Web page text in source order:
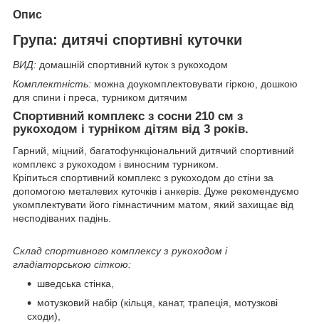
Опис
Група: дитячі спортивні куточки
ВИД: домашній спортивний куток з рукоходом
Комплектність: можна доукомплектовувати гіркою, дошкою
для спини і преса, турником дитячим
Спортивний комплекс з сосни 210 см з
рукоходом і турніком дітям від 3 років.
Гарний, міцний, багатофункціональний дитячий спортивний
комплекс з рукоходом і виносним турником.
Кріпиться спортивний комплекс з рукоходом до стіни за
допомогою металевих куточків і анкерів. Дуже рекомендуємо
укомплектувати його гімнастичним матом, який захищає від
несподіваних падінь.
Склад спортивного комплексу з рукоходом і
гладіаторською сіткою:
шведська стінка,
мотузковий набір (кільця, канат, трапеція, мотузкові
сходи),